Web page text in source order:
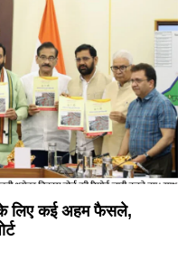
के लिए कई अहम फैसले,